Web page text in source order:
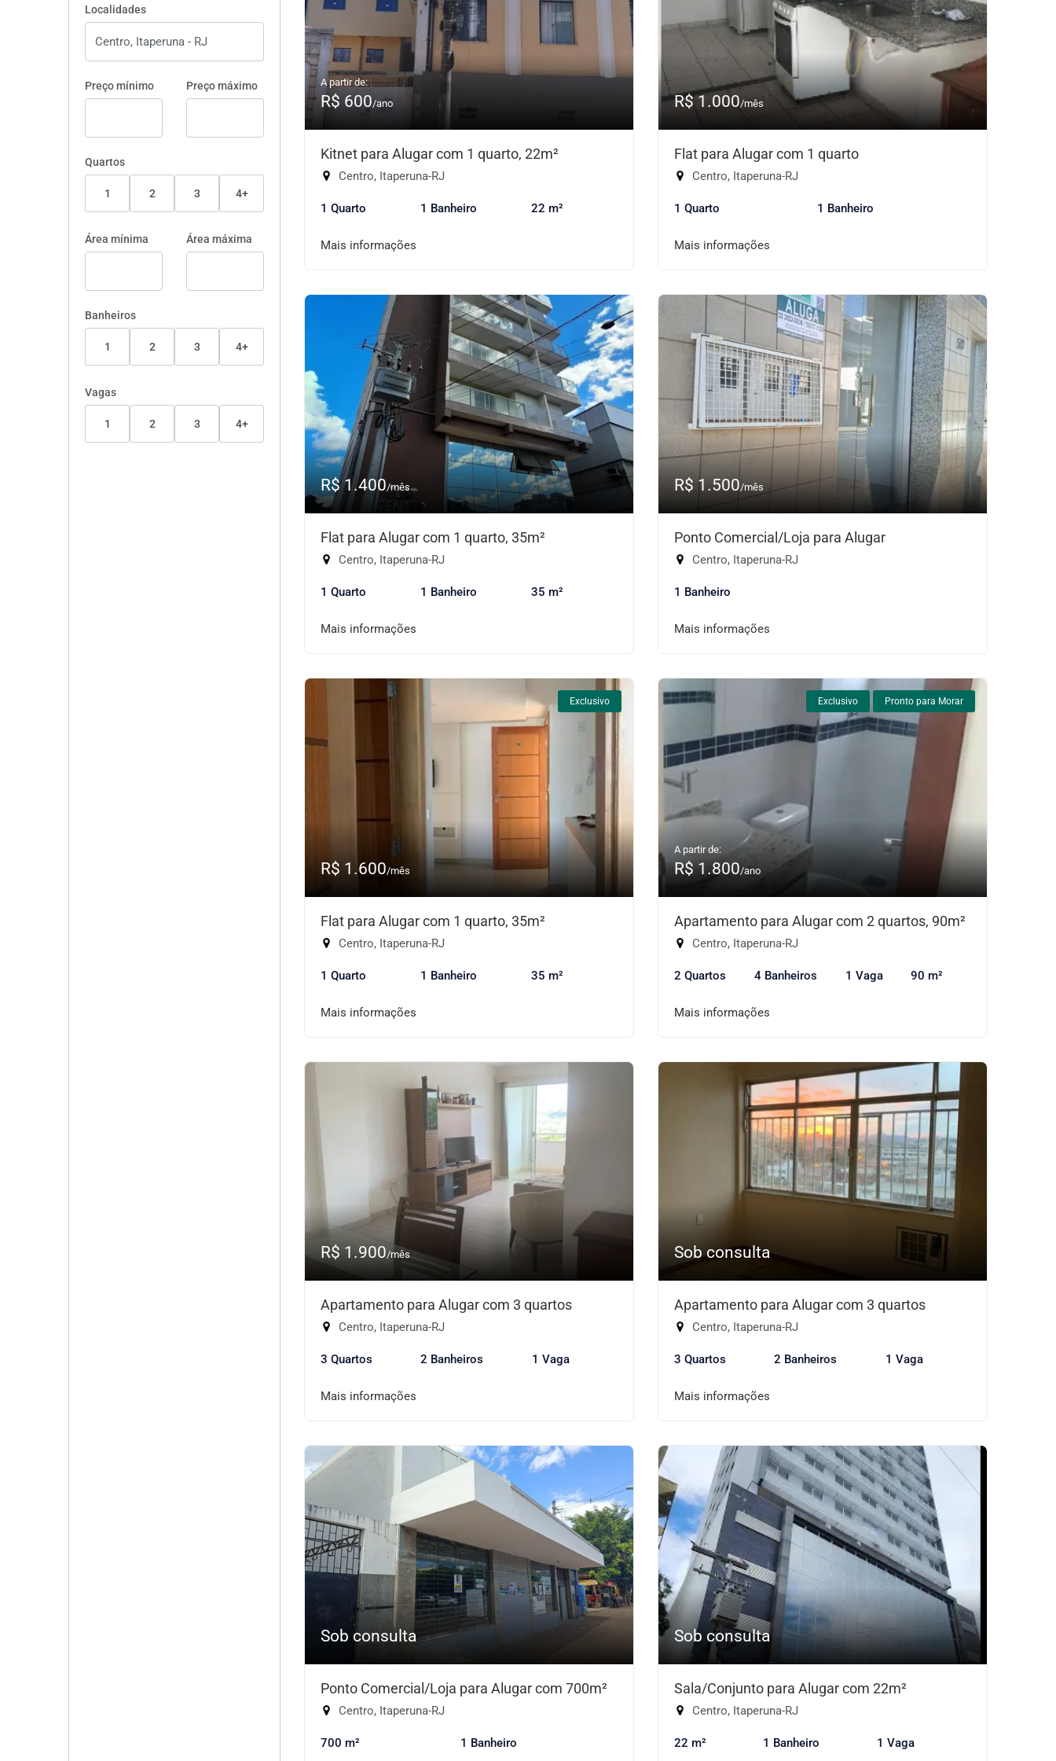
Localidades
Preço mínimo Preço máximo
Quartos
1 2 3 4+
Área mínima Área máxima
Banheiros
1 2 3 4+
Vagas
1 2 3 4+
A partir de:
R$ 600/ano
Kitnet para Alugar com 1 quarto, 22m²
Centro, Itaperuna-RJ
1 Quarto 1 Banheiro 22 m²
Mais informações
R$ 1.000/mês
Flat para Alugar com 1 quarto
Centro, Itaperuna-RJ
1 Quarto 1 Banheiro
Mais informações
R$ 1.400/mês
Flat para Alugar com 1 quarto, 35m²
Centro, Itaperuna-RJ
1 Quarto 1 Banheiro 35 m²
Mais informações
R$ 1.500/mês
Ponto Comercial/Loja para Alugar
Centro, Itaperuna-RJ
1 Banheiro
Mais informações
Exclusivo
R$ 1.600/mês
Flat para Alugar com 1 quarto, 35m²
Centro, Itaperuna-RJ
1 Quarto 1 Banheiro 35 m²
Mais informações
Exclusivo Pronto para Morar
A partir de:
R$ 1.800/ano
Apartamento para Alugar com 2 quartos, 90m²
Centro, Itaperuna-RJ
2 Quartos 4 Banheiros 1 Vaga 90 m²
Mais informações
R$ 1.900/mês
Apartamento para Alugar com 3 quartos
Centro, Itaperuna-RJ
3 Quartos 2 Banheiros 1 Vaga
Mais informações
Sob consulta
Apartamento para Alugar com 3 quartos
Centro, Itaperuna-RJ
3 Quartos 2 Banheiros 1 Vaga
Mais informações
Sob consulta
Ponto Comercial/Loja para Alugar com 700m²
Centro, Itaperuna-RJ
700 m² 1 Banheiro
Sob consulta
Sala/Conjunto para Alugar com 22m²
Centro, Itaperuna-RJ
22 m² 1 Banheiro 1 Vaga